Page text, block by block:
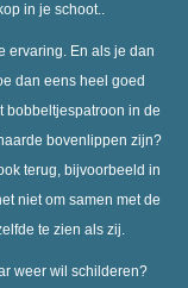
in je schoot..
ervaring. En als je dan
dan eens heel goed
bobbeltjespatroon in de
bovenlippen zijn?
terug, bijvoorbeeld in
niet om samen met de
te zien als zij.
weer wil schilderen?